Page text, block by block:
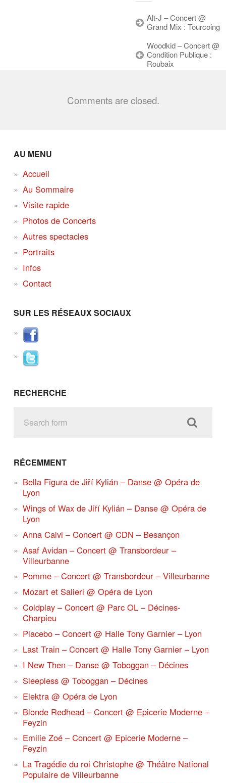
Alt-J – Concert @
Grand Mix : Tourcoing
Woodkid – Concert @
Condition Publique :
Roubaix
Comments are closed.
AU MENU
Accueil
Au Sommaire
Visite rapide
Photos de Concerts
Autres spectacles
Portraits
Infos
Contact
SUR LES RÉSEAUX SOCIAUX
RECHERCHE
RÉCEMMENT
Bella Figura de Jiří Kylián – Danse @ Opéra de
Lyon
Wings of Wax de Jiří Kylián – Danse @ Opéra de
Lyon
Anna Calvi – Concert @ CDN – Besançon
Asaf Avidan – Concert @ Transbordeur –
Villeurbanne
Pomme – Concert @ Transbordeur – Villeurbanne
Mozart et Salieri @ Opéra de Lyon
Coldplay – Concert @ Parc OL – Décines-
Charpieu
Placebo – Concert @ Halle Tony Garnier – Lyon
Last Train – Concert @ Halle Tony Garnier – Lyon
I New Then – Danse @ Toboggan – Décines
Sleepless @ Toboggan – Décines
Elektra @ Opéra de Lyon
Blonde Redhead – Concert @ Epicerie Moderne –
Feyzin
Emilie Zoé – Concert @ Epicerie Moderne –
Feyzin
La Tragédie du roi Christophe @ Théâtre National
Populaire de Villeurbanne